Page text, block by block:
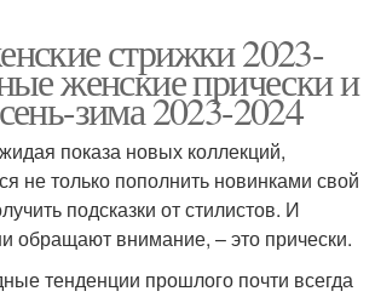
стрижки 2023-
женские прически и
зима 2023-2024
показа новых коллекций,
не только пополнить новинками свой
подсказки от стилистов. И
обращают внимание, – это прически.
тенденции прошлого почти всегда